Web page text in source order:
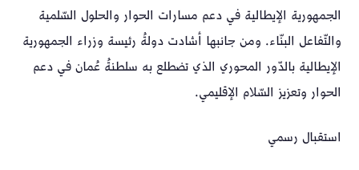
الجمهورية الإيطالية في دعم مسارات الحوار والحلول السّلمية
والتّفاعل البنّاء. ومن جانبها أشادت دولةُ رئيسة وزراء الجمهورية
الإيطالية بالدّور المحوري الذي تضطلع به سلطنةُ عُمان في دعم
الحوار وتعزيز السّلام الإقليمي.
استقبال رسمي